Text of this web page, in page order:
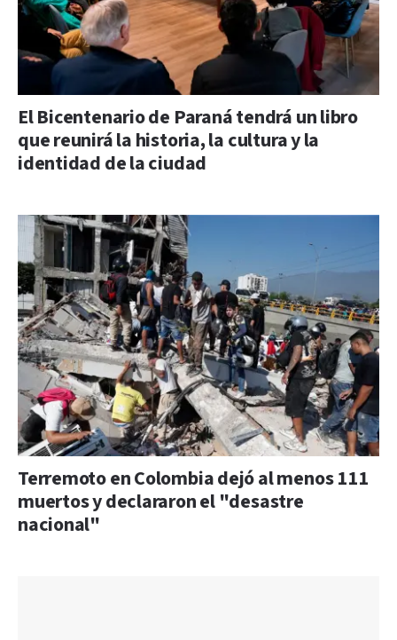
El Bicentenario de Paraná tendrá un libro
que reunirá la historia, la cultura y la
identidad de la ciudad
Terremoto en Colombia dejó al menos 111
muertos y declararon el "desastre
nacional"